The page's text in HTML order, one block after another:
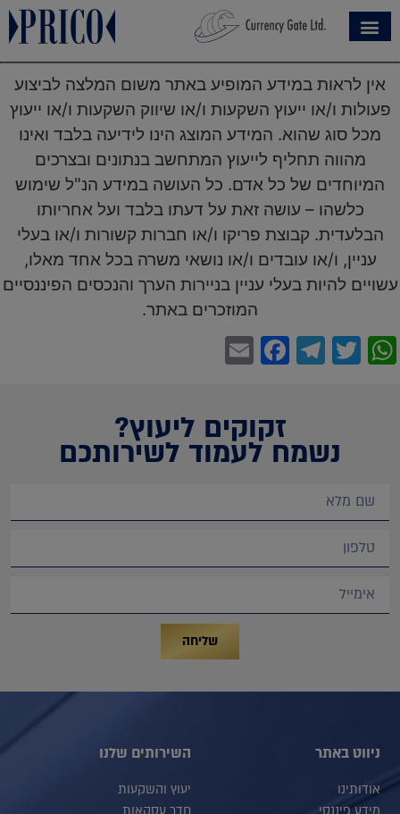
אין לראות במידע המופיע באתר משום המלצה לביצוע
פעולות ו/או ייעוץ השקעות ו/או שיווק השקעות ו/או ייעוץ
מכל סוג שהוא. המידע המוצג הינו לידיעה בלבד ואינו
מהווה תחליף לייעוץ המתחשב בנתונים ובצרכים
המיוחדים של כל אדם. כל העושה במידע הנ"ל שימוש
כלשהו – עושה זאת על דעתו בלבד ועל אחריותו
הבלעדית. קבוצת פריקו ו/או חברות קשורות ו/או בעלי
עניין, ו/או עובדים ו/או נושאי משרה בכל אחד מאלו,
עשויים להיות בעלי עניין בניירות הערך והנכסים הפיננסיים
המוזכרים באתר.
WhatsApp
Twitter
Telegram
Facebook
זקוקים ליעוץ?
נשמח לעמוד לשירותכם
שליחה
ניווט באתר
אודותינו
השירותים שלנו
יעוץ והשקעות